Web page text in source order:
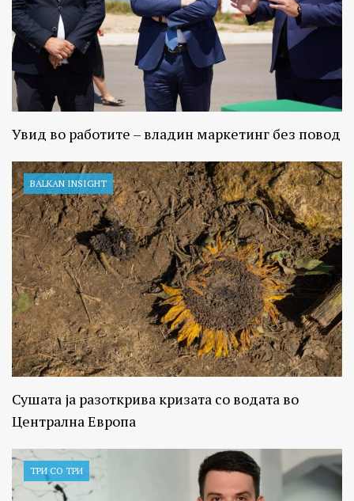
Увид во работите – владин маркетинг без повод
BALKAN INSIGHT
Сушата ја разоткрива кризата со водата во
Централна Европа
ТРИ СО ТРИ